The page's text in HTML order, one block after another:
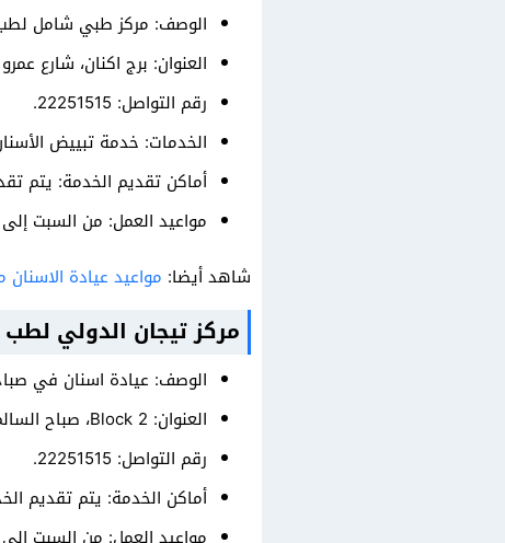
الوصف: مركز طبي شامل لطب
العنوان: برج اكنان، شارع
رقم التواصل: 22251515.
الخدمات: خدمة تبييض
أماكن تقديم الخدمة: يتم
مواعيد العمل: من السبت إلى الخميس على مدار الـ 24 ساعة، والجمعة
شاهد أيضا: مواعيد عيادة
مركز تيجان الدولي
الوصف: عيادة اسنان في
العنوان: Block 2، صباح السالم.
رقم التواصل: 22251515.
أماكن الخدمة: يتم تقديم